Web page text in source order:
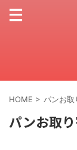
HOME > パンお取
パンお取